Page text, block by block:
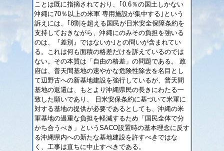
ことは既に指摘されており、｢0.6％の国土しかない
沖縄に70％以上の米軍 専用施設が集中する｣という
訴えには、｢8割を超える国民が日米安全保障条約を
支持しておきながら、沖縄にのみその負担を強いる
のは、『差別』ではないか｣との問いが含まれてい
る。これは何も面積の格差だけを訴えているのでは
ない。その本質は「自由の格差」の問題である。 政
府は、普天間基地の速やかな危険性除去を名目とし
て辺野古への新基地建設を強行しているが、普天間
基地の返還は、もとより沖縄県民の長きにわたる一
致した願いであり、 日米安保条約に基づいて米軍に
対する基地の提供が必要であるとしても、沖縄の米
軍基地の過重な負担を軽減するため「国民全体で分
かち合うべき」というSACO設置時の基本理念に反す
る沖縄県内への新たな基地建設を許すべきではな
く、工事は直ちに中止すべきである。